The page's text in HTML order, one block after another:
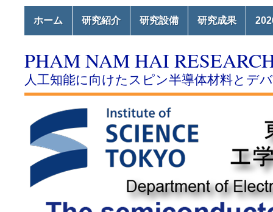
ホーム 研究紹介 研究設備 研究成果
PHAM NAM HAI
人工知能に向けたスピン半導体材料とデ